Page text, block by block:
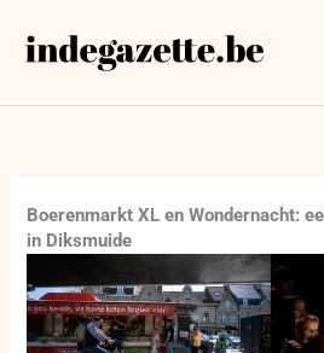
naar
Boerenmarkt XL en Wondernacht:
in Diksmuide